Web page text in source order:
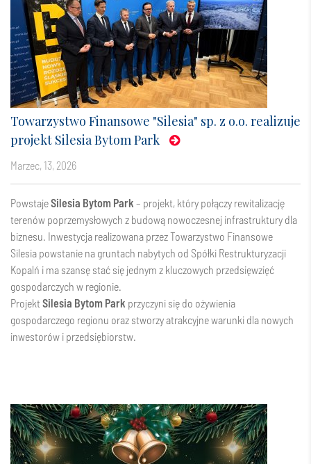
Towarzystwo Finansowe "Silesia" sp. z o.o. realizuje
projekt Silesia Bytom Park
marzec, 13, 2026
PowstajeSilesia Bytom Park – projekt, który połączy rewitalizację
terenów poprzemysłowych z budową nowoczesnej infrastruktury dla
biznesu. Inwestycja realizowana przez Towarzystwo Finansowe
Silesia powstanie na gruntach nabytych od Spółki Restrukturyzacji
Kopalń i ma szansę stać się jednym z kluczowych przedsięwzięć
gospodarczych w regionie.
Projekt Silesia Bytom Park przyczyni się do ożywienia
gospodarczego regionu oraz stworzy atrakcyjne warunki dla nowych
inwestorów i przedsiębiorstw.